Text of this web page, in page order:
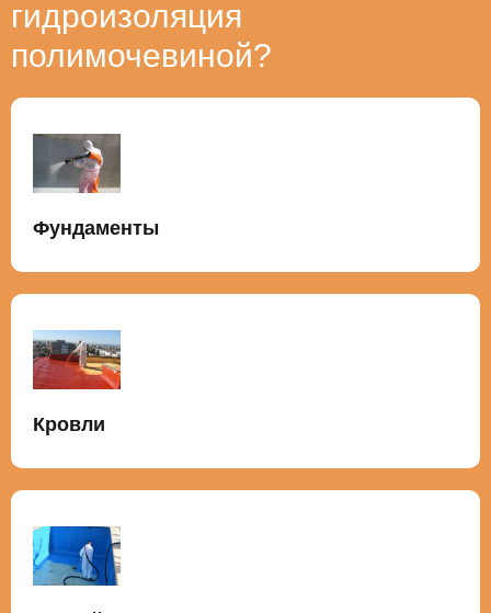
гидроизоляция
полимочевиной?
Фундаменты
Кровли